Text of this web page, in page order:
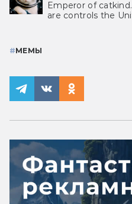
Emperor of
are controls the
#МЕМЫ